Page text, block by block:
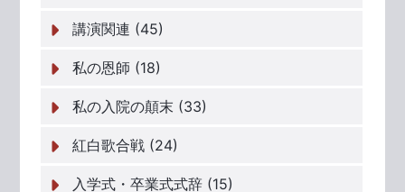
講演関連 (45)
私の恩師 (18)
私の入院の顛末 (33)
紅白歌合戦 (24)
入学式・卒業式式辞 (15)